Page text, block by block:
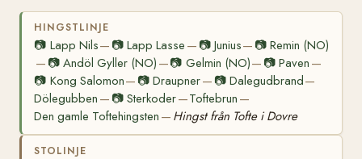
HINGSTLINJE
📷 Lapp Nils— 📷Lapp Lasse — 📷Junius— 📷 Remin (NO)
— 📷Andöl Gyller (NO) —📷 Gelmin (NO)— 📷Paven —
📷 Kong Salomon— 📷Draupner— 📷 Dalegudbrand—
Dölegubben — 📷Sterkoder—Toftebrun —
Den gamle Toftehingsten — Hingst från Tofte i Dovre
STOLINJE